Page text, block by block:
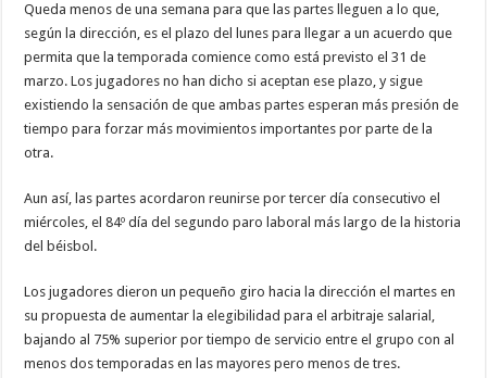
Queda menos de una semana para que las partes lleguen a lo que,
según la dirección, es el plazo del lunes para llegar a un acuerdo que
permita que la temporada comience como está previsto el 31 de
marzo. Los jugadores no han dicho si aceptan ese plazo, y sigue
existiendo la sensación de que ambas partes esperan más presión de
tiempo para forzar más movimientos importantes por parte de la
otra.
Aun así, las partes acordaron reunirse por tercer día consecutivo el
miércoles, el 84º día del segundo paro laboral más largo de la historia
del béisbol.
Los jugadores dieron un pequeño giro hacia la dirección el martes en
su propuesta de aumentar la elegibilidad para el arbitraje salarial,
bajando al 75% superior por tiempo de servicio entre el grupo con al
menos dos temporadas en las mayores pero menos de tres.